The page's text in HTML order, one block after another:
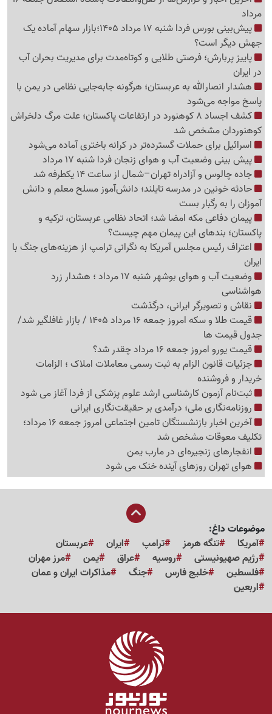
مرداد
پیش‌بینی بورس فردا شنبه 17 مرداد 1405؛بازار سهام آماده یک
جهش دیگر است؟
پاییز پربارش؛ فرصتی طلایی و کوتاه‌مدت برای مدیریت بحران آب
در ایران
هشدار انصارالله به عربستان؛ هرگونه جابه‌جایی نظامی در یمن با
پاسخ مواجه می‌شود
کشف اجساد 8 کوهنورد در ارتفاعات پاکستان؛ علت مرگ دلخراش
کوهنوردان مشخص شد
اسرائیل برای حملات گسترده‌تر در کرانه باختری آماده می‌شود
پیش بینی وضعیت آب و هوای زنجان فردا شنبه 17 مرداد
جاده چالوس و آزادراه تهران–شمال از ساعت 14 یکطرفه شد
حادثه خونین در مدرسه تایلند؛ دانش‌آموز مسلح معلم و دانش
آموزان را به رگبار بست
پیمان دفاعی مکه امضا شد؛ اتحاد نظامی عربستان، ترکیه و
پاکستان؛ بندهای این پیمان مهم چیست؟
اعتراف رئیس مجلس آمریکا به نگرانی ترامپ از هزینه‌های جنگ با
ایران
وضعیت آب و هوای بوشهر شنبه 17 مرداد ؛ هشدار زرد
هواشناسی
نقاش و تصویرگر ایرانی، درگذشت
قیمت طلا و سکه امروز جمعه 16 مرداد 1405 / بازار غافلگیر شد/
جدول قیمت ها
قیمت یورو امروز جمعه 16 مرداد چقدر شد؟
جزئیات قانون الزام به ثبت رسمی معاملات املاک ؛ الزامات
خریدار و فروشنده
ثبت‌نام‌ آزمون کارشناسی ارشد علوم پزشکی از فردا آغاز می شود
روزنامه‌نگاری ملی؛ درآمدی بر حقیقت‌نگاری ایرانی
آخرین اخبار بازنشستگان تامین اجتماعی امروز جمعه 16 مرداد؛
تکلیف معوقات مشخص شد
انفجارهای زنجیره‌ای در مارب یمن
هوای تهران روزهای آینده خنک می شود
موضوعات داغ:
آمریکا
تنگه هرمز ترامپ ایران
عربستان
رژیم صهیونیستی
روسیه عراق یمن
مرز مهران
فلسطین
خلیج فارس جنگ
مذاکرات ایران و عمان
اربعین